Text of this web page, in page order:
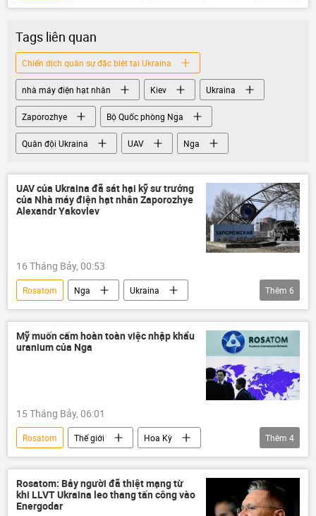
nhà máy điện hạt nhân Ninh Thuận-1
Hợp tác Nga-Việt
lĩnh vực hạt nhân
nhà máy điện hạt nhân
nhân sự
đào tạo
giáo dục
nhà máy thủy điện Hòa Bình
biểu tượng
Việt Nam
Liên bang Nga
Liên Xô
chuyên gia
Tags liên quan
Chiến dịch quân sự đặc biệt tại Ukraina
nhà máy điện hạt nhân Kiev Ukraina
Zaporozhye Bộ Quốc phòng Nga
Quân đội Ukraina UAV Nga
UAV của Ukraina đã sát hại kỹ sư trưởng
của Nhà máy điện hạt nhân Zaporozhye
Alexandr Yakovlev
16 Tháng Bảy, 00:53
Rosatom Nga
Ukraina
Zaporozhye
nhà máy điện hạt nhân
Kiev
Thế giới
UAV
Quân đội Ukraina
Thêm 6
Mỹ muốn cấm hoàn toàn việc nhập khẩu
uranium của Nga
15 Tháng Bảy, 06:01
Rosatom Thế giới
Hoa Kỳ
Nga
uranium
trừng phạt
Các biện pháp trừng phạt chống Nga
năng lượng
Thêm 4
Rosatom: Bảy người đã thiệt mạng từ
khi LLVT Ukraina leo thang tấn công vào
Energodar